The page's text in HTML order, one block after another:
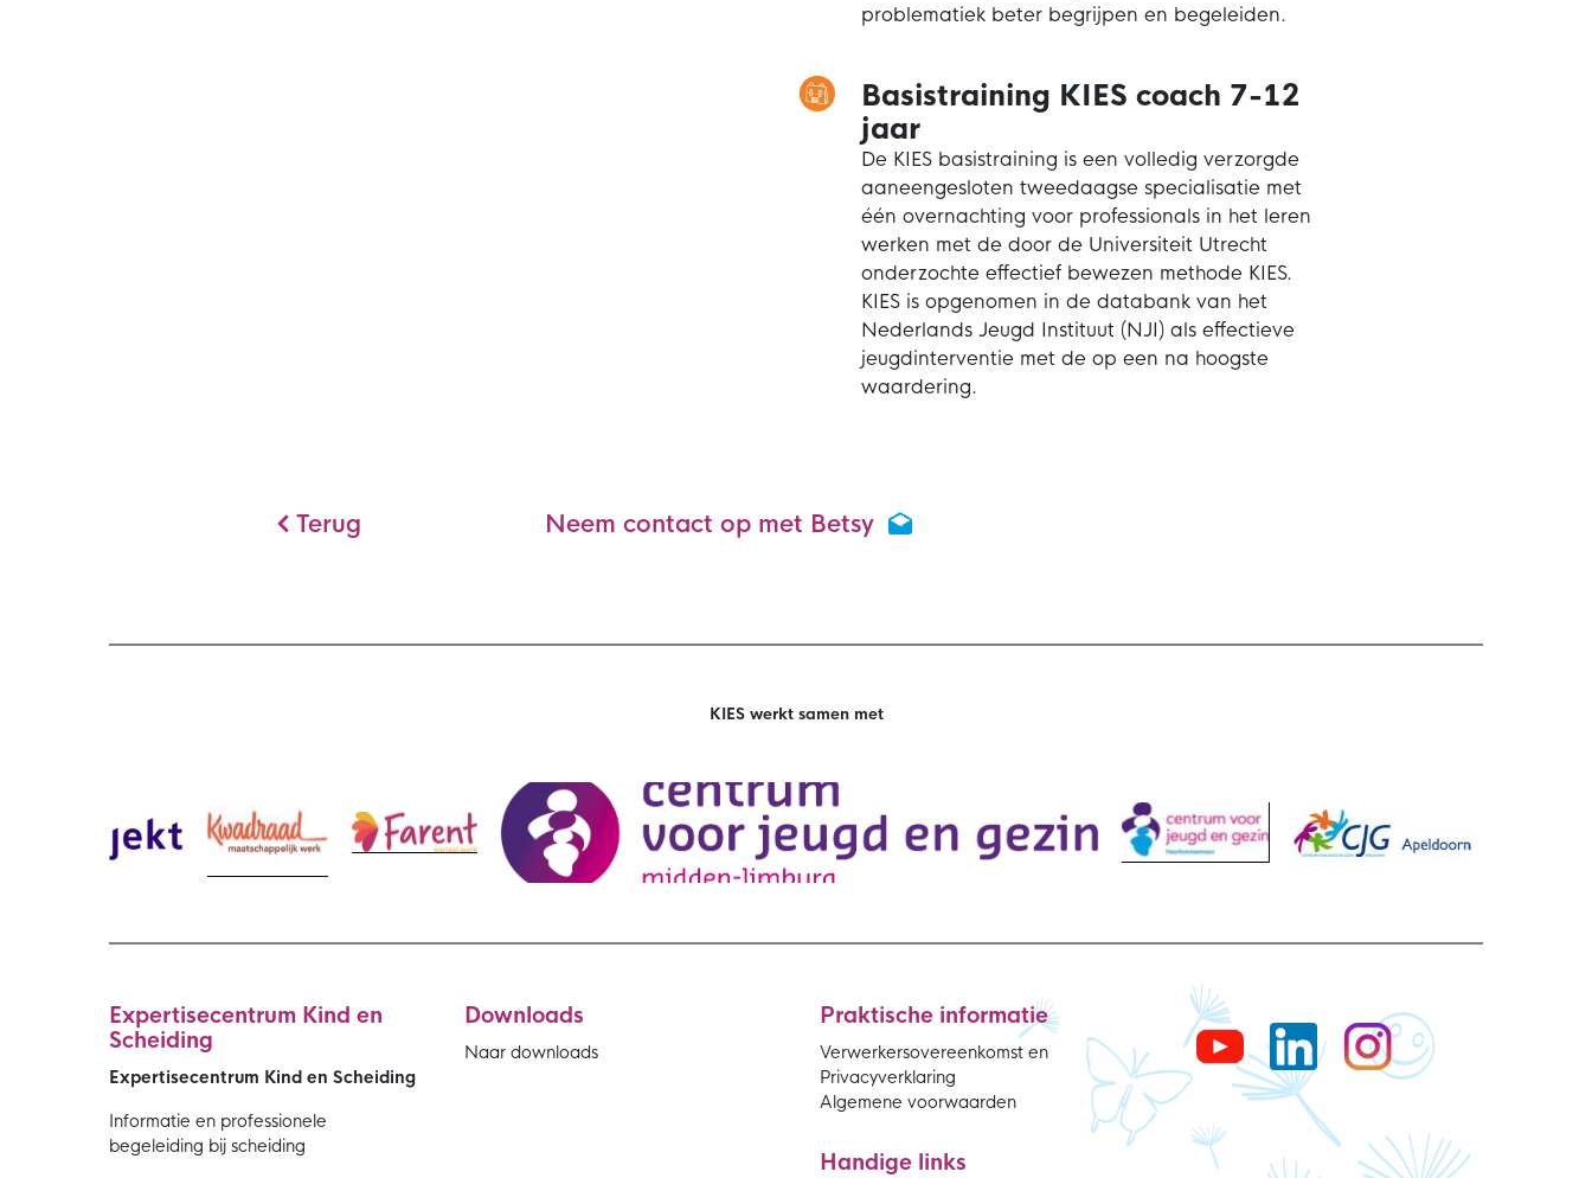
problematiek beter begrijpen en begeleiden.
Basistraining KIES coach 7-12
jaar
De KIES basistraining is een volledig verzorgde
aaneengesloten tweedaagse specialisatie met
één overnachting voor professionals in het leren
werken met de door de Universiteit Utrecht
onderzochte effectief bewezen methode KIES.
KIES is opgenomen in de databank van het
Nederlands Jeugd Instituut (NJI) als effectieve
jeugdinterventie met de op een na hoogste
waardering.
Terug Neem contact op met Betsy
KIES werkt samen met
Expertisecentrum Kind en
Scheiding
Expertisecentrum Kind en Scheiding
Informatie en professionele
begeleiding bij scheiding
Downloads
Naar downloads
Praktische informatie
Verwerkersovereenkomst en
Privacyverklaring
Algemene voorwaarden
Handige links